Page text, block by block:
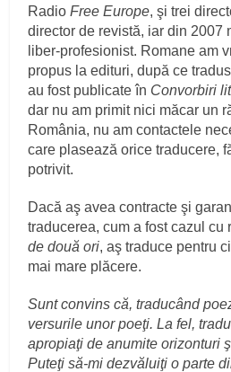
RadioFree Europe, şi trei
director de revistă, iar din 2007
liber-profesionist. Romane am
propus la edituri, după ce
au fost publicate în Convorbiri
dar nu am primit nici măcar un
România, nu am contactele
care plasează orice traducere,
potrivit.
Dacă aş avea contracte şi
traducerea, cum a fost cazul cu
de două ori, aş traduce pentru
mai mare plăcere.
Sunt convins că, traducând
versurile unor poeţi. La fel,
apropiaţi de anumite orizonturi
Puteţi să-mi dezvăluiţi o parte